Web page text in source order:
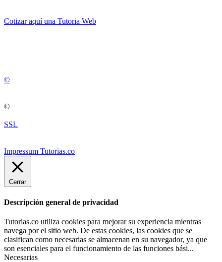
Cotizar aquí una Tutoria Web
©
©
SSL
Impressum Tutorias.co
Cerrar
Descripción general de privacidad
Tutorias.co utiliza cookies para mejorar su experiencia mientras
navega por el sitio web. De estas cookies, las cookies que se
clasifican como necesarias se almacenan en su navegador, ya que
son esenciales para el funcionamiento de las funciones bási...
Necesarias